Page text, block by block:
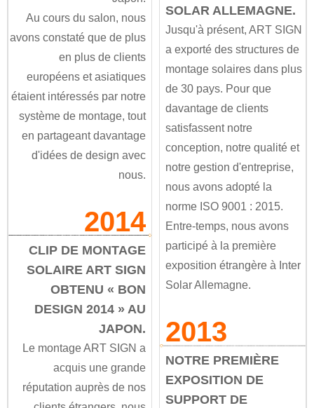
Au cours du salon, nous
avons constaté que de plus
en plus de clients
européens et asiatiques
étaient intéressés par notre
système de montage, tout
en partageant davantage
d'idées de design avec
nous.
2014
CLIP DE MONTAGE
SOLAIRE ART SIGN
OBTENU « BON
DESIGN 2014 » AU
JAPON.
Le montage ART SIGN a
acquis une grande
réputation auprès de nos
SOLAR ALLEMAGNE.
Jusqu'à présent, ART SIGN
a exporté des structures de
montage solaires dans plus
de 30 pays. Pour que
davantage de clients
satisfassent notre
conception, notre qualité et
notre gestion d'entreprise,
nous avons adopté la
norme ISO 9001 : 2015.
Entre-temps, nous avons
participé à la première
exposition étrangère à Inter
Solar Allemagne.
2013
NOTRE PREMIÈRE
EXPOSITION DE
SUPPORT DE